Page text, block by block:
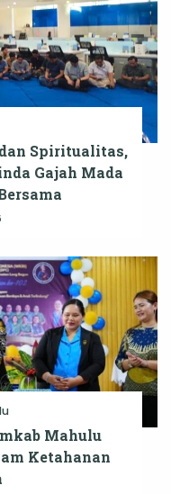
Spiritualitas,
Gajah Mada
Mahulu
Ketahanan